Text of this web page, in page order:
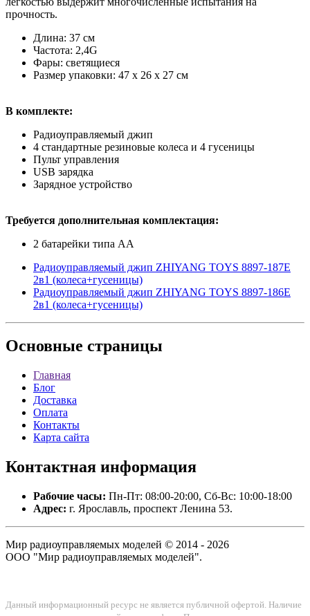
прочность.
Длина: 37 см
Частота: 2,4G
Фары: светящиеся
Размер упаковки: 47 x 26 x 27 см
В комплекте:
Радиоуправляемый джип
4 стандартные резиновые колеса и 4 гусеницы
Пульт управления
USB зарядка
Зарядное устройство
Требуется дополнительная комплектация:
2 батарейки типа АА
Радиоуправляемый джип ZHIYANG TOYS 8897-187E
2в1 (колеса+гусеницы)
Радиоуправляемый джип ZHIYANG TOYS 8897-186E
2в1 (колеса+гусеницы)
Основные страницы
Главная
Блог
Доставка
Оплата
Контакты
Карта сайта
Контактная информация
Рабочие часы: Пн-Пт: 08:00-20:00, Сб-Вс: 10:00-18:00
Адрес: г. Ярославль, проспект Ленина 53.
Мир радиоуправляемых моделей © 2014 - 2026
ООО "Мир радиоуправляемых моделей".
Данный информационный ресурс не является публичной офертой. Наличие